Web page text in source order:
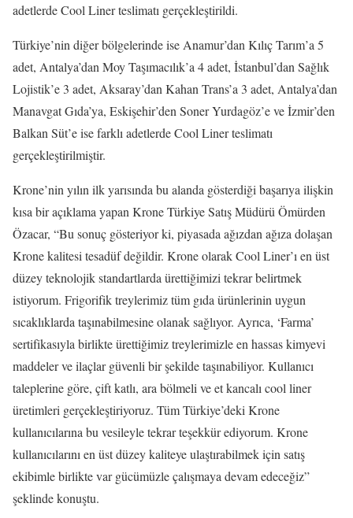
adetlerde Cool Liner teslimatı gerçekleştirildi.
Türkiye’nin diğer bölgelerinde ise Anamur’dan Kılıç Tarım’a 5
adet, Antalya’dan Moy Taşımacılık’a 4 adet, İstanbul’dan Sağlık
Lojistik’e 3 adet, Aksaray’dan Kahan Trans’a 3 adet, Antalya’dan
Manavgat Gıda’ya, Eskişehir’den Soner Yurdagöz’e ve İzmir’den
Balkan Süt’e ise farklı adetlerde Cool Liner teslimatı
gerçekleştirilmiştir.
Krone’nin yılın ilk yarısında bu alanda gösterdiği başarıya ilişkin
kısa bir açıklama yapan Krone Türkiye Satış Müdürü Ömürden
Özacar, “Bu sonuç gösteriyor ki, piyasada ağızdan ağıza dolaşan
Krone kalitesi tesadüf değildir. Krone olarak Cool Liner’ı en üst
düzey teknolojik standartlarda ürettiğimizi tekrar belirtmek
istiyorum. Frigorifik treylerimiz tüm gıda ürünlerinin uygun
sıcaklıklarda taşınabilmesine olanak sağlıyor. Ayrıca, ‘Farma’
sertifikasıyla birlikte ürettiğimiz treylerimizle en hassas kimyevi
maddeler ve ilaçlar güvenli bir şekilde taşınabiliyor. Kullanıcı
taleplerine göre, çift katlı, ara bölmeli ve et kancalı cool liner
üretimleri gerçekleştiriyoruz. Tüm Türkiye’deki Krone
kullanıcılarına bu vesileyle tekrar teşekkür ediyorum. Krone
kullanıcılarını en üst düzey kaliteye ulaştırabilmek için satış
ekibimle birlikte var gücümüzle çalışmaya devam edeceğiz”
şeklinde konuştu.